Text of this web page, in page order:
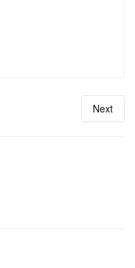
Next